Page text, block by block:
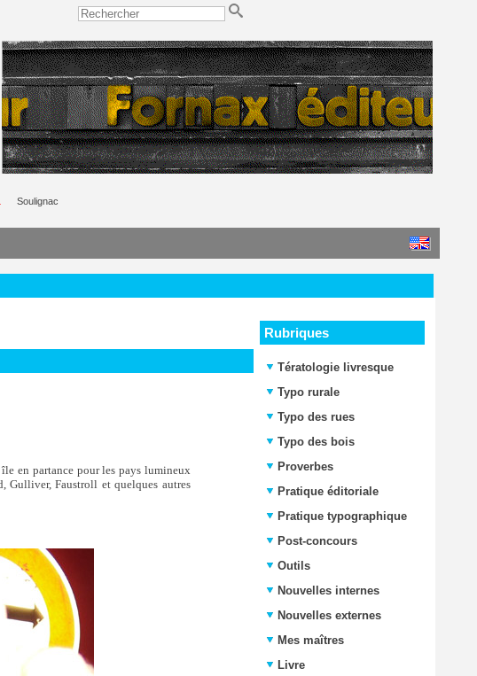
Soulignac
en partance pour les pays lumineux
Gulliver, Faustroll et quelques autres
Rubriques
Tératologie livresque
Typo rurale
Typo des rues
Typo des bois
Proverbes
Pratique éditoriale
Pratique typographique
Post-concours
Outils
Nouvelles internes
Nouvelles externes
Mes maîtres
Livre